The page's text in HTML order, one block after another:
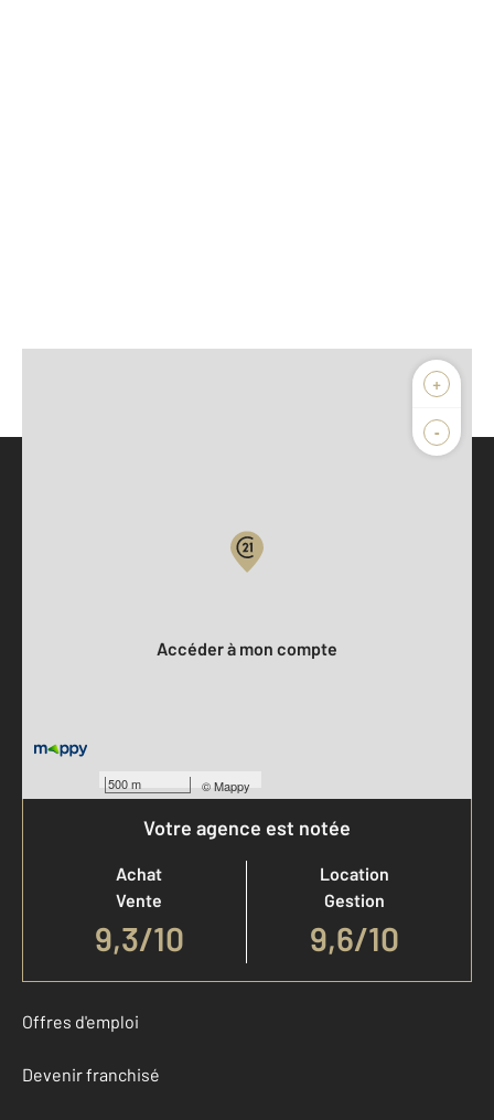
+
-
500 m ©Mappy
Accéder à mon compte
Votre agence est notée
Achat
Vente
9,3/10
Location
Gestion
9,6/10
Offres d'emploi
Devenir franchisé